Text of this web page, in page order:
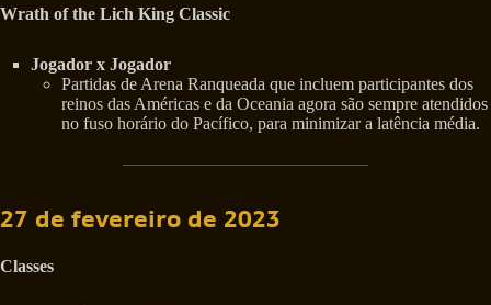
Wrath of the Lich King Classic
Jogador x Jogador
Partidas de Arena Ranqueada que incluem participantes dos
reinos das Américas e da Oceania agora são sempre atendidos
no fuso horário do Pacífico, para minimizar a latência média.
27 de fevereiro de 2023
Classes